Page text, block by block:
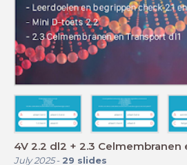
4V 2.2 dl2 + 2.3 Celmembranen
July 2025- 29 slides